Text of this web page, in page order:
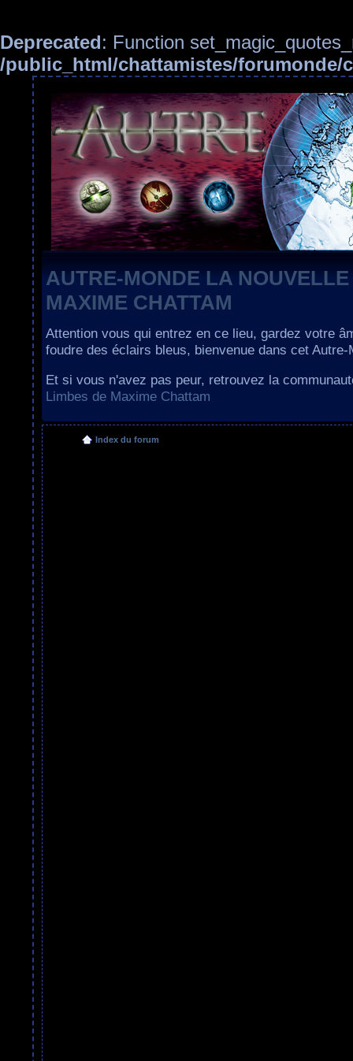
Deprecated: Function
/public_html/chattamistes/forumonde/
AUTRE-MONDE LA
MAXIME CHATTAM
Attention vous qui entrez en ce lieu, gardez votre
foudre des éclairs bleus, bienvenue dans cet Autre-
Et si vous n'avez pas peur, retrouvez la
Limbes de Maxime Chattam
Index du forum